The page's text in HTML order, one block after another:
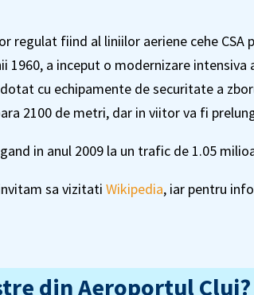
fiind al liniilor aeriene cehe CSA
a inceput o modernizare intensiva
cu echipamente de securitate a
2100 de metri, dar in viitor va fi
in anul 2009 la un trafic de 1.05
sa vizitatiWikipedia, iar pentru
din Aeroportul Cluj?